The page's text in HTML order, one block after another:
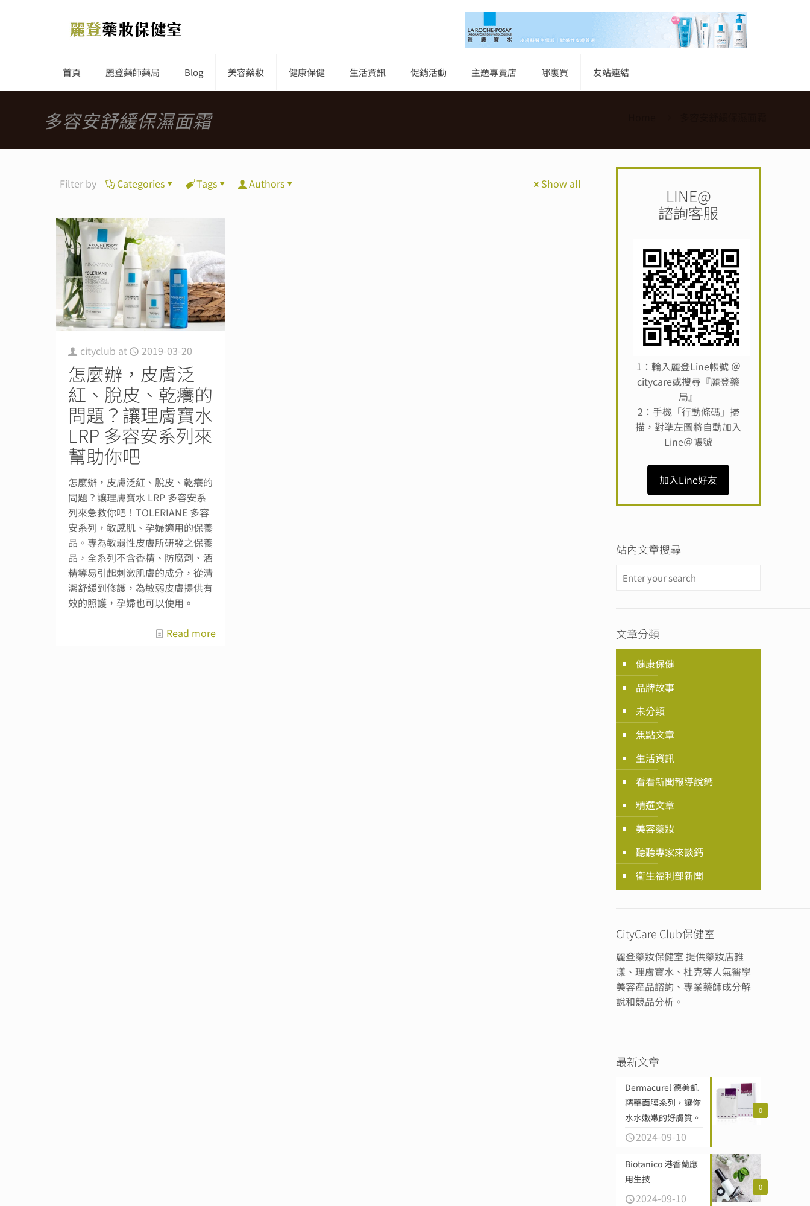
首頁 麗登藥師藥局 Blog 美容藥妝 健康保健 生活資訊 促銷活動 主題專賣店 哪裏買 友站連結
多容安舒緩保濕面霜
Filter by Categories Tags Authors Show all
cityclub at 2019-03-20
怎麼辦，皮膚泛
紅、脫皮、乾癢的
問題？讓理膚寶水
LRP 多容安系列來
幫助你吧
怎麼辦，皮膚泛紅、脫皮、乾癢的
問題？讓理膚寶水 LRP 多容安系
列來急救你吧！TOLERIANE 多容
安系列，敏感肌、孕婦適用的保養
品。專為敏弱性皮膚所研發之保養
品，全系列不含香精、防腐劑、酒
精等易引起刺激肌膚的成分，從清
潔舒緩到修護，為敏弱皮膚提供有
效的照護，孕婦也可以使用。
Read more
LINE@
諮詢客服
1：輪入麗登Line帳號 ＠
citycare或搜尋『麗登藥
局』
2：手機「行動條碼」掃
描，對準左圖將自動加入
Line＠帳號
加入Line好友
站內文章搜尋
文章分類
健康保健
品牌故事
未分類
焦點文章
生活資訊
看看新聞報導說鈣
精選文章
美容藥妝
聽聽專家來談鈣
衛生福利部新聞
CityCare Club保健室
麗登藥妝保健室 提供藥妝店雅
漾、理膚寶水、杜克等人氣醫學
美容產品諮詢、專業藥師成分解
說和競品分析。
最新文章
0
Dermacurel 德美凱
精華面膜系列，讓你
水水嫩嫩的好膚質。
2024-09-10
0
Biotanico 港香蘭應
用生技
2024-09-10